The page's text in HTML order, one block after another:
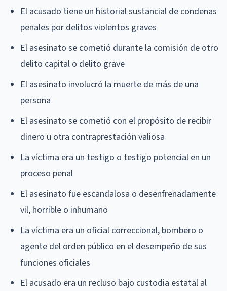
El acusado tiene un historial sustancial de condenas
penales por delitos violentos graves
El asesinato se cometió durante la comisión de otro
delito capital o delito grave
El asesinato involucró la muerte de más de una
persona
El asesinato se cometió con el propósito de recibir
dinero u otra contraprestación valiosa
La víctima era un testigo o testigo potencial en un
proceso penal
El asesinato fue escandalosa o desenfrenadamente
vil, horrible o inhumano
La víctima era un oficial correccional, bombero o
agente del orden público en el desempeño de sus
funciones oficiales
El acusado era un recluso bajo custodia estatal al